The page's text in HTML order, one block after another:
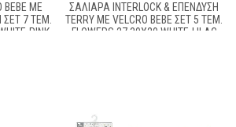
BEBE ΜΕ
7 ΤΕΜ.
PINK
ΣΑΛΙΆΡΑ INTERLOCK & ΕΠΈΝΔΥΣΗ
TERRY ΜΕ VELCRO BEBE ΣΕΤ 5 ΤΕΜ.
FLOWERS 27 30X20 WHITE-LILAC